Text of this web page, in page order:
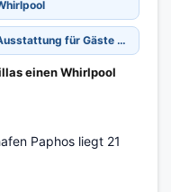
Ausstattung für Gäste mit Behinderungen
einen Whirlpool
Paphos liegt 21